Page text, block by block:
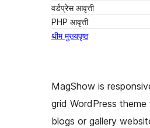
वर्डप्रेस आवृत्ती
PHP आवृत्ती
थीम मुख्यपृष्ठ
MagShow is
grid WordPress
blogs or gallery